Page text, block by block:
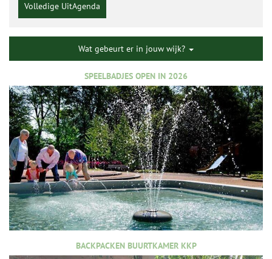
Volledige UitAgenda
Wat gebeurt er in jouw wijk?
SPEELBADJES OPEN IN 2026
BACKPACKEN BUURTKAMER KKP